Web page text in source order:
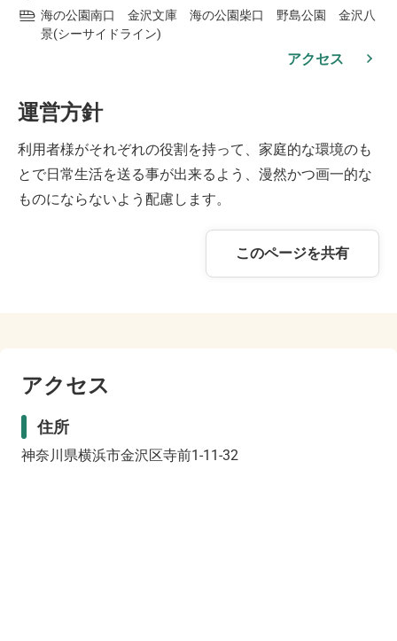
海の公園南口 金沢文庫 海の公園柴口 野島公園 金沢八
景(シーサイドライン)
アクセス
運営方針
利用者様がそれぞれの役割を持って、家庭的な環境のも
とで日常生活を送る事が出来るよう、漫然かつ画一的な
ものにならないよう配慮します。
このページを共有
アクセス
住所
神奈川県横浜市金沢区寺前1-11-32